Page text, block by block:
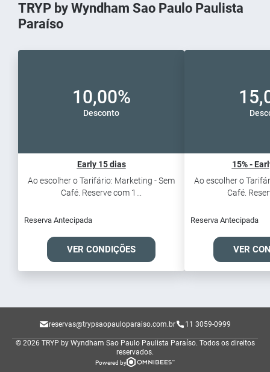
TRYP by Wyndham Sao Paulo Paulista
Paraíso
10,00%
Desconto
Early 15 dias
Ao escolher o Tarifário: Marketing - Sem
Café. Reserve com 1...
Reserva Antecipada
VER CONDIÇÕES
15% -
Ao escolher o
Café.
Reserva Antecipada
VER
reservas@trypsaopauloparaiso.com.br 11 3059-0999
© 2026 TRYP by Wyndham Sao Paulo Paulista Paraíso. Todos os direitos
reservados.
Powered by